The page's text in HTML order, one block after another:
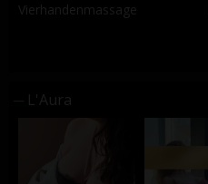
Vierhandenmassage
L'Aura